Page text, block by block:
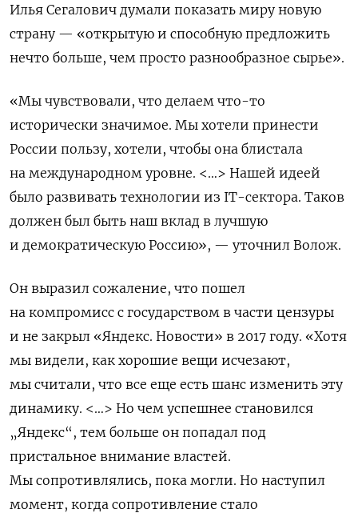
Илья Сегалович думали показать миру новую
страну — «открытую и способную предложить
нечто больше, чем просто разнообразное сырье».
«Мы чувствовали, что делаем что-то
исторически значимое. Мы хотели принести
России пользу, хотели, чтобы она блистала
на международном уровне. <…> Нашей идеей
было развивать технологии из IT-сектора. Таков
должен был быть наш вклад в лучшую
и демократическую Россию», — уточнил Волож.
Он выразил сожаление, что пошел
на компромисс с государством в части цензуры
и не закрыл «Яндекс. Новости» в 2017 году. «Хотя
мы видели, как хорошие вещи исчезают,
мы считали, что все еще есть шанс изменить эту
динамику. <…> Но чем успешнее становился
„Яндекс“, тем больше он попадал под
пристальное внимание властей.
Мы сопротивлялись, пока могли. Но наступил
момент, когда сопротивление стало